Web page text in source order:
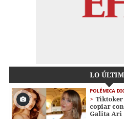
LO
POLÉMICA
Tiktoker
copiar
Galita Ari